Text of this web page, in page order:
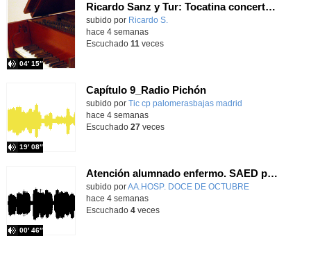
Ricardo Sanz y Tur: Tocatina concertante al aire español
subido por Ricardo S.
04′ 15″
-
hace 4 semanas
Escuchado 11veces
Capítulo 9_Radio Pichón
Contenido educativo.
subido por Tic cp palomerasbajas madrid
19′ 08″
hace 4 semanas
Escuchado 27 veces
Atención alumnado enfermo. SAED primaria. José Nesh-Nash García
Contenido educativo.
subido porAA.HOSP. DOCE DE OCTUBRE
00′ 46″
-
hace 4 semanas
Escuchado 4veces